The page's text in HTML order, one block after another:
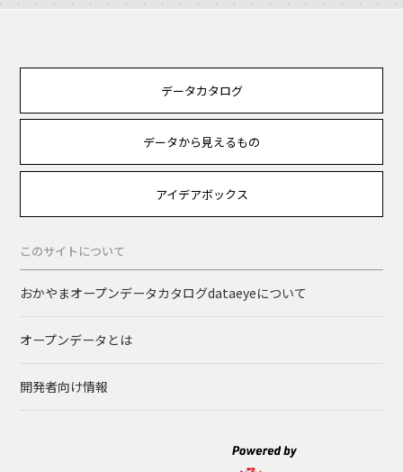
データカタログ
データから見えるもの
アイデアボックス
このサイトについて
おかやまオープンデータカタログdataeyeについて
オープンデータとは
開発者向け情報